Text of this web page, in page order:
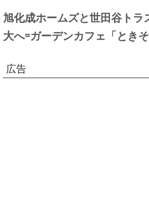
旭化成ホームズと世田谷ト
大へ=ガーデンカフェ「とき
広告